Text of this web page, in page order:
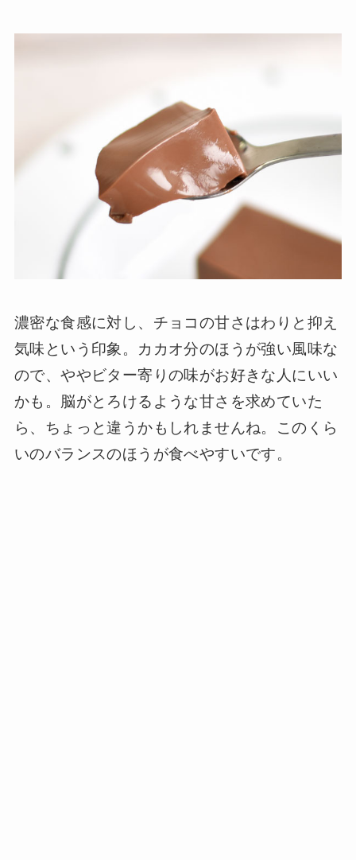
濃密な食感に対し、チョコの甘さはわりと抑え
気味という印象。カカオ分のほうが強い風味な
ので、ややビター寄りの味がお好きな人にいい
かも。脳がとろけるような甘さを求めていた
ら、ちょっと違うかもしれませんね。このくら
いのバランスのほうが食べやすいです。